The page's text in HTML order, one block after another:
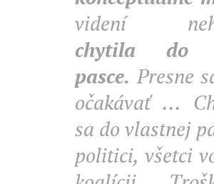
videní
chytila do
pasce. Presne
očakávať ...
sa do vlastnej
politici, všetci